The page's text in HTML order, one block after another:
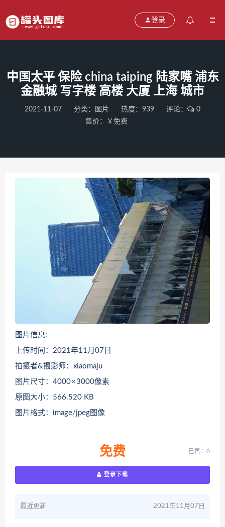
登录
中国太平 保险 china taiping 陆家嘴 浦东
金融城 写字楼 高楼 大厦 上海 城市
2021-11-07 分类： 图片 热度：939 评论：
0
售价：￥免费
图片信息:
上传时间：2021年11月07日
拍摄者&摄影师：xiaomaju
图片尺寸：4000 × 3000像素
原图大小：566.520 KB
图片格式：image/jpeg图像
免费 已售：0
登录下载
最近更新 2021年11月07日